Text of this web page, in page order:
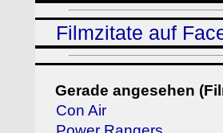
Filmzitate auf
Gerade angesehen
Con Air